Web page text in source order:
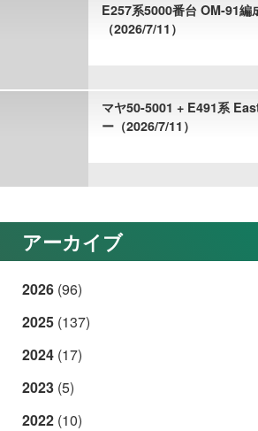
E257系5000番台 OM-91編
（2026/7/11）
マヤ50-5001 + E491系
ー（2026/7/11）
アーカイブ
2026 (96)
2025 (137)
2024 (17)
2023 (5)
2022 (10)